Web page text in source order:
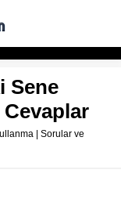
Sene
| Sorular ve